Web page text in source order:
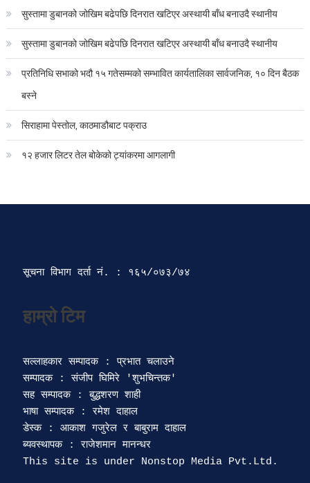
सुस्तामा डुबानको जोखिम बढेपछि दिनरात खटिएर अस्थायी बाँध बनाउदै स्थानीय
सुस्तामा डुबानको जोखिम बढेपछि दिनरात खटिएर अस्थायी बाँध बनाउदै स्थानीय
प्रतिनिधि सभाको भदौ १५ गतेसम्मको सम्भावित कार्यतालिका सार्वजनिक, १० दिन बैठक
बस्ने
सिराहामा पेस्तोल, काठमाडौबाट पक्राउ
१२ हजार लिटर तेल बोकेको ट्यांकरमा आगलागी
सूचना विभाग दर्ता‍ नं. : १६५/०७३/७४
हाम्रो टिम
सल्लाहकार सम्पादक : प्रभात चलाउने
सम्पादक : संजीप घिमिरे 'शुभचिन्तक'
सह सम्पादक : बुद्धशरण शाही
भाषा सम्पादक : रमेश दाहाल
डेस्क : आकाश गजुरेल र बाबुराम दाहाल
ब्यवस्थापक : राजेशमान मानन्धर